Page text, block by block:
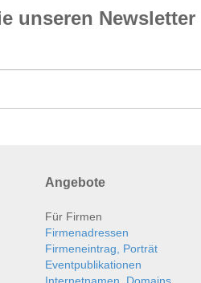
unseren News­letter
Angebote
Für Firmen
Firmenadressen
Firmeneintrag, Porträt
Eventpublikationen